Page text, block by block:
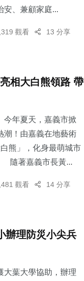
安、兼顧家庭...
觀看 13 分享
相大白熊領路 帶
今年夏天，嘉義市掀
潮！由嘉義在地藝術
熊」，化身最萌城市
隨著嘉義市長黃...
觀看 14 分享
辦理防災小尖兵
大葉大學協助，辦理